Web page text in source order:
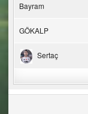
Bayram
GÖKALP
Sertaç